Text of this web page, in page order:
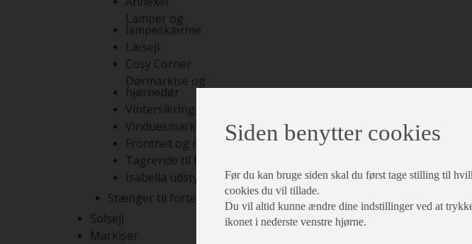
Lamper og
lampeskærme
Læsejl
Cosy Corner
Dørmarkise og
hjørnedør
Vintersikring
Vinduesmarkiser
Frontnet og rumdelere
Tagrende til fortelte
Isabella udstyr
Stænger til fortelte
Solsejl
Markiser
Siden benytter cookies
Før du kan bruge siden skal du først tage stilling til
cookies du vil tillade.
Du vil altid kunne ændre dine indstillinger ved at
ikonet i nederste venstre hjørne.